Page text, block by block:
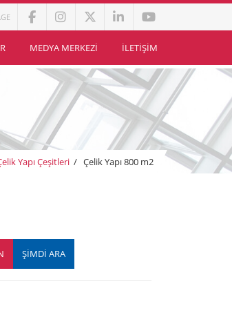
MEDYA MERKEZI İLETIŞIM
Yapı Çeşitleri / Çelik Yapı 800 m2
ŞİMDİ ARA